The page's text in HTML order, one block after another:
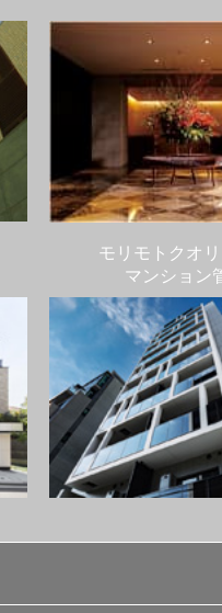
モリモトクオ
マンション